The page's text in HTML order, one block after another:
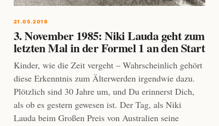
21.05.2019
3. November 1985: Niki Lauda geht zum
letzten Mal in der Formel 1 an den Start
Kinder, wie die Zeit vergeht – Wahrscheinlich gehört
diese Erkenntnis zum Älterwerden irgendwie dazu.
Plötzlich sind 30 Jahre um, und Du erinnerst Dich,
als ob es gestern gewesen ist. Der Tag, als Niki
Lauda beim Großen Preis von Australien seine